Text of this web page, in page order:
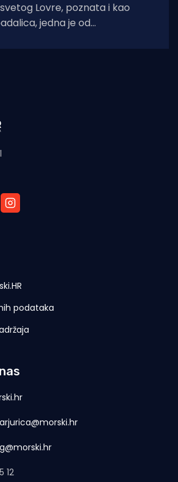
Lovre, poznata i kao
jedna je od
podataka
12